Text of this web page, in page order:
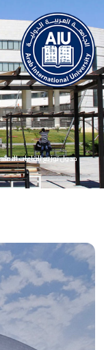
جدول توزيع القاعات